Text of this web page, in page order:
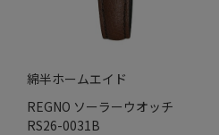
綿半ホームエイド
REGNO ソーラーウオッチ
RS26-0031B